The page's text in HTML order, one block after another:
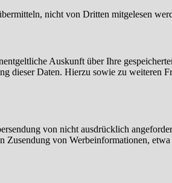
nicht von Dritten mitgelesen
Auskunft über Ihre
Daten. Hierzu sowie zu weiteren
von nicht ausdrücklich
Zusendung von Werbeinformationen,